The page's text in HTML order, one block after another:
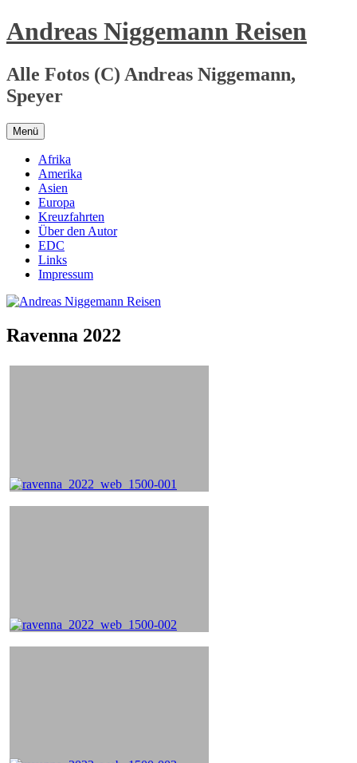
Zum
Inhalt
Andreas Niggemann Reisen
Alle Fotos (C) Andreas Niggemann,
Speyer
Menü
Afrika
Amerika
Asien
Europa
Kreuzfahrten
Über den Autor
EDC
Links
Impressum
Ravenna 2022